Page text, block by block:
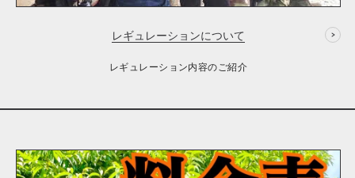
レギュレーションについて
レギュレーション内容のご紹介